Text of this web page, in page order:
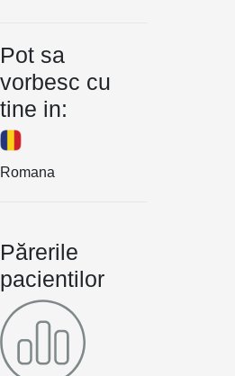
Pot sa
vorbesc cu
tine in:
Romana
Părerile
pacientilor